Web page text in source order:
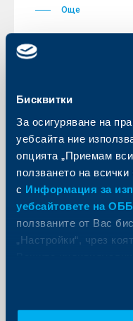
Бисквитки
За осигуряване на
уебсайта ние
опцията „Приемам
ползването на
с Информация за
уебсайтовете на ОББ
ползваните от Вас
„Настройки“, чрез
Още
8.70% лихва
депозити в
Промоцията е
за новооткрити
депозита.
Още